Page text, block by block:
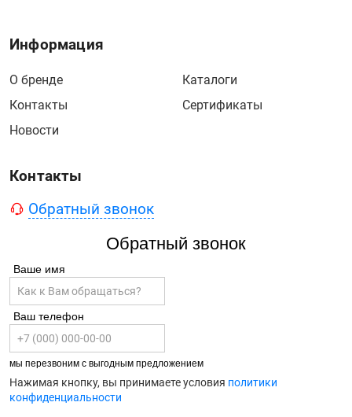
Информация
О бренде
Контакты
Новости
Каталоги
Сертификаты
Контакты
Обратный звонок
Обратный звонок
Ваше имя
Ваш телефон
мы перезвоним с выгодным предложением
Нажимая кнопку, вы принимаете условия политики
конфиденциальности